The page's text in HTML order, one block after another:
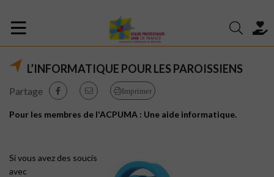
L’INFORMATIQUE POUR LES PAROISSIENS
Partage Imprimer
Pour les membres de l'ACPUMA : Une aide informatique.
Si vous avez des soucis
avec